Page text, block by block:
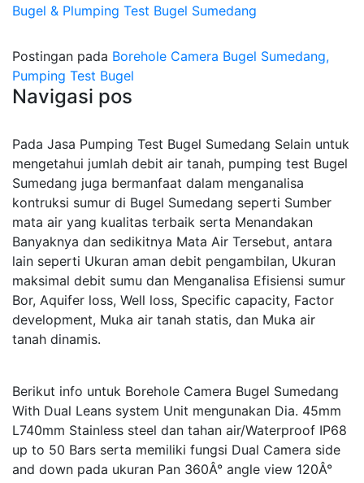
Bugel & Plumping Test Bugel Sumedang
Postingan pada Borehole Camera Bugel Sumedang,
Pumping Test Bugel
Navigasi pos
Pada Jasa Pumping Test Bugel Sumedang Selain untuk
mengetahui jumlah debit air tanah, pumping test Bugel
Sumedang juga bermanfaat dalam menganalisa
kontruksi sumur di Bugel Sumedang seperti Sumber
mata air yang kualitas terbaik serta Menandakan
Banyaknya dan sedikitnya Mata Air Tersebut, antara
lain seperti Ukuran aman debit pengambilan, Ukuran
maksimal debit sumu dan Menganalisa Efisiensi sumur
Bor, Aquifer loss, Well loss, Specific capacity, Factor
development, Muka air tanah statis, dan Muka air
tanah dinamis.
Berikut info untuk Borehole Camera Bugel Sumedang
With Dual Leans system Unit mengunakan Dia. 45mm
L740mm Stainless steel dan tahan air/Waterproof IP68
up to 50 Bars serta memiliki fungsi Dual Camera side
and down pada ukuran Pan 360Â° angle view 120Â°